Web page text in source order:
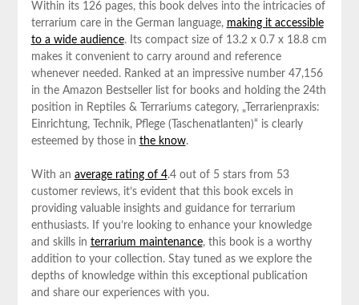
Within its 126 pages, this book delves into the intricacies of
terrarium care in the German language, making it accessible
to a wide audience. Its compact size of 13.2 ⁤x 0.7 x 18.8 cm
makes it convenient to carry around ⁤and reference
whenever needed. Ranked at⁣ an ⁢impressive number 47,156
⁢in the Amazon Bestseller list for books and holding the 24th
position in Reptiles & ⁤Terrariums category, „Terrarienpraxis:
⁤Einrichtung, Technik, Pflege‍ (Taschenatlanten)“ ⁤is clearly
esteemed⁣ by those in the know.
With an ‌ average rating of 4.4 out of⁢ 5 ‍stars from 53
customer reviews, it’s⁢ evident that this‍ book ‌excels ‌in‍
providing valuable insights and guidance for terrarium
enthusiasts.⁢ If ⁤you’re looking ⁢to enhance ⁣your knowledge
and​ skills ⁤in terrarium maintenance, this book is a worthy
addition to your collection. ⁣Stay tuned as ⁢we explore the
depths of‍ knowledge within this exceptional publication
and share⁣ our experiences with you.